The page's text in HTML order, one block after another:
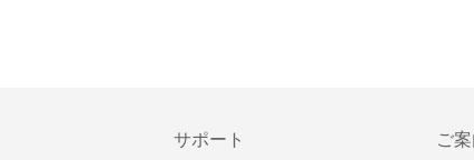
サポート ご